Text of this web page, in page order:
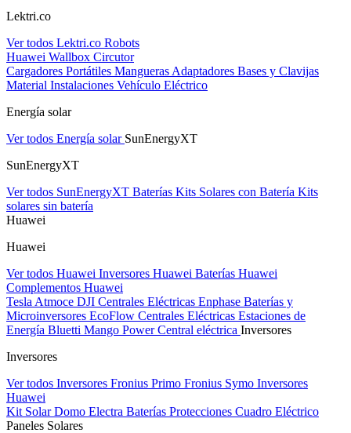
Lektri.co
Ver todos Lektri.co Robots
Huawei Wallbox Circutor
Cargadores Portátiles Mangueras Adaptadores Bases y Clavijas
Material Instalaciones Vehículo Eléctrico
Energía solar
Ver todos Energía solar SunEnergyXT
SunEnergyXT
Ver todos SunEnergyXT Baterías Kits Solares con Batería Kits
solares sin batería
Huawei
Huawei
Ver todos Huawei Inversores Huawei Baterías Huawei
Complementos Huawei
Tesla Atmoce DJI Centrales Eléctricas Enphase Baterías y
Microinversores EcoFlow Centrales Eléctricas Estaciones de
Energía Bluetti Mango Power Central eléctrica Inversores
Inversores
Ver todos Inversores Fronius Primo Fronius Symo Inversores
Huawei
Kit Solar Domo Electra Baterías Protecciones Cuadro Eléctrico
Paneles Solares